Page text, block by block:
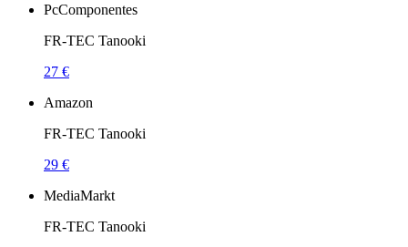
PcComponentes
FR-TEC Tanooki
27 €
Amazon
FR-TEC Tanooki
29 €
MediaMarkt
FR-TEC Tanooki